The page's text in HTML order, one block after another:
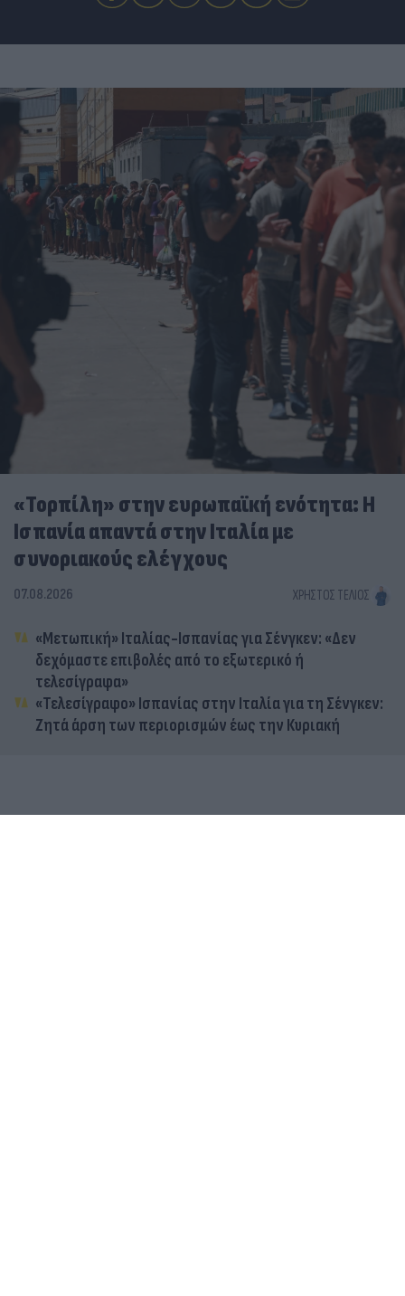
«Τορπίλη» στην ευρωπαϊκή ενότητα: Η
Ισπανία απαντά στην Ιταλία με
συνοριακούς ελέγχους
07.08.2026 ΧΡΉΣΤΟΣ ΤΈΛΙΟΣ
«Μετωπική» Ιταλίας-Ισπανίας για Σένγκεν: «Δεν
δεχόμαστε επιβολές από το εξωτερικό ή
τελεσίγραφα»
«Τελεσίγραφο» Ισπανίας στην Ιταλία για τη Σένγκεν:
Ζητά άρση των περιορισμών έως την Κυριακή